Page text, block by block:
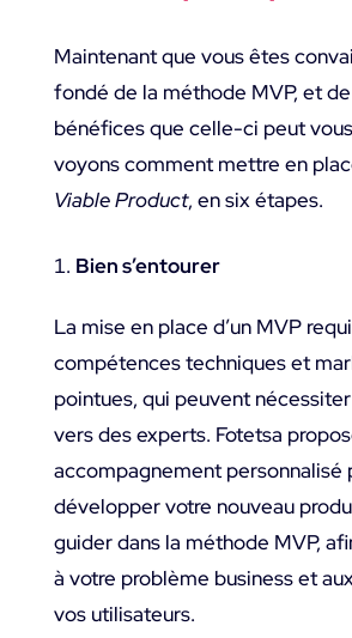
Maintenant que vous êtes
fondé de la méthode MVP, et
bénéfices que celle-ci peut
voyons comment mettre en
Viable Product, en six étapes.
Bien s’entourer
La mise en place d’un MVP
compétences techniques et
pointues, qui peuvent
vers des experts. Fotetsa
accompagnement personnalisé
développer votre nouveau
guider dans la méthode MVP,
à votre problème business et
vos utilisateurs.